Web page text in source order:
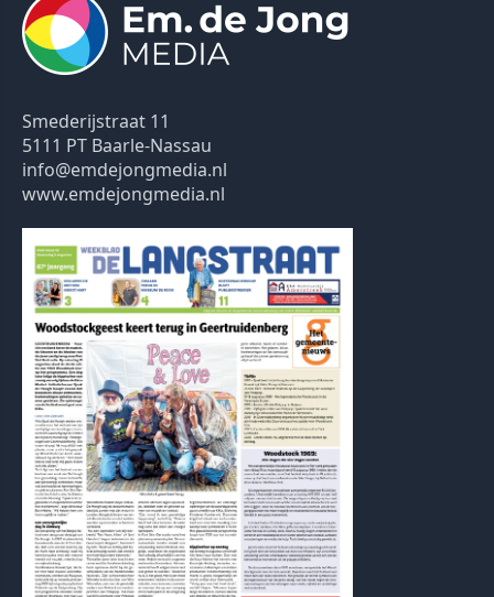
Smederijstraat 11
5111 PT Baarle-Nassau
info@emdejongmedia.nl
www.emdejongmedia.nl